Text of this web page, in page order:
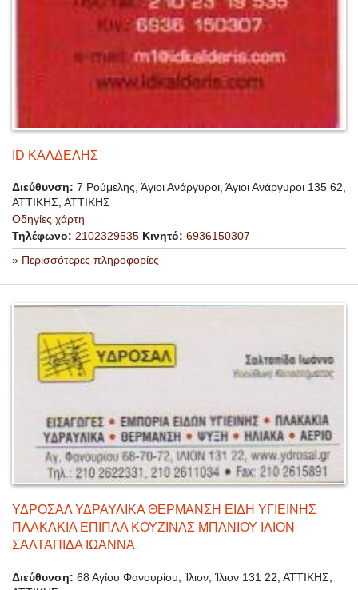
ID ΚΑΛΔΕΛΗΣ
Διεύθυνση: 7 Ρούμελης, Άγιοι Ανάργυροι, Άγιοι Ανάργυροι 135 62,
ΑΤΤΙΚΗΣ, ΑΤΤΙΚΗΣ
Οδηγίες χάρτη
Τηλέφωνο: 2102329535 Κινητό: 6936150307
» Περισσότερες πληροφορίες
ΥΔΡΟΣΑΛ ΥΔΡΑΥΛΙΚΑ ΘΕΡΜΑΝΣΗ ΕΙΔΗ ΥΓΙΕΙΝΗΣ
ΠΛΑΚΑΚΙΑ ΕΠΙΠΛΑ ΚΟΥΖΙΝΑΣ ΜΠΑΝΙΟΥ ΙΛΙΟΝ
ΣΑΛΤΑΠΙΔΑ ΙΩΑΝΝΑ
Διεύθυνση: 68 Αγίου Φανουρίου, Ίλιον, Ίλιον 131 22, ΑΤΤΙΚΗΣ,